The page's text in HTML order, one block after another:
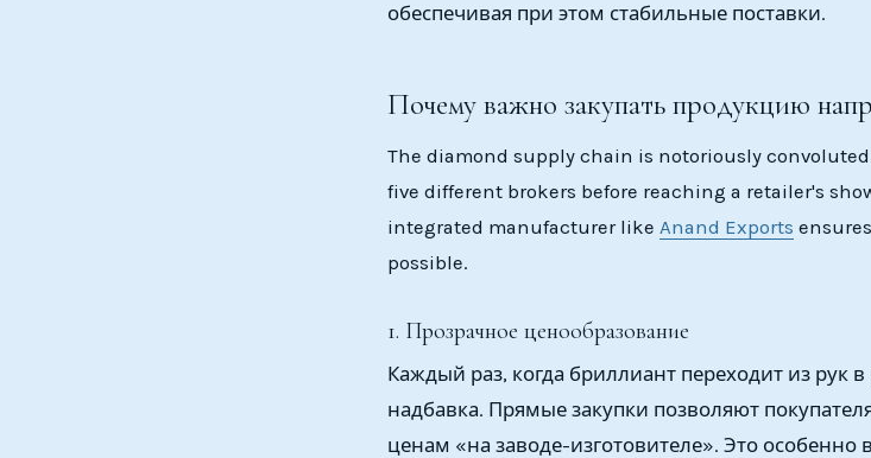
обеспечивая при этом стабильные поставки.
Почему важно закупать продукцию
The diamond supply chain is notoriously
five different brokers before reaching a retailer's
integrated manufacturer like Anand Exports
possible.
1. Прозрачное ценообразование
Каждый раз, когда бриллиант переходит из рук в
надбавка. Прямые закупки позволяют
ценам «на заводе-изготовителе». Это